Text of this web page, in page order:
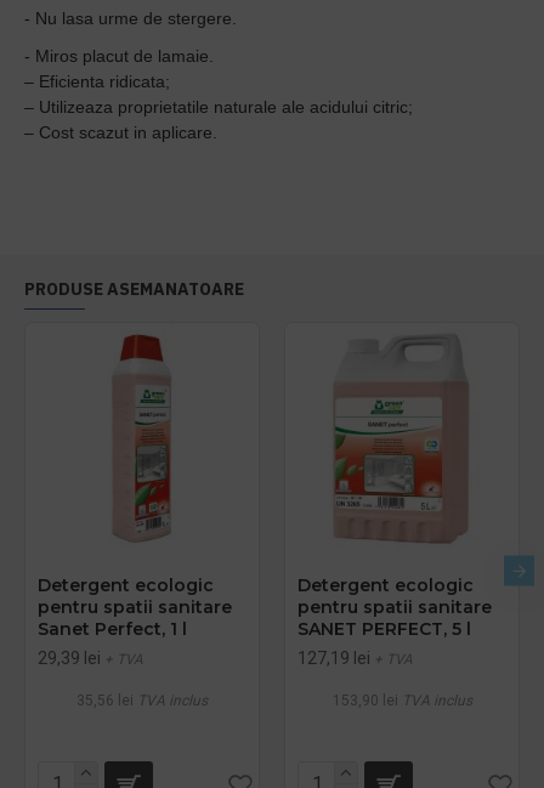
- Nu lasa urme de stergere.
- Miros placut de lamaie.
– Eficienta ridicata;
– Utilizeaza proprietatile naturale ale acidului citric;
– Cost scazut in aplicare.
PRODUSE ASEMANATOARE
Detergent ecologic
pentru spatii sanitare
Sanet Perfect, 1 l
29,39 lei + TVA
35,56 lei TVA inclus
Detergent ecologic
pentru spatii sanitare
SANET PERFECT, 5 l
127,19 lei + TVA
153,90 lei TVA inclus